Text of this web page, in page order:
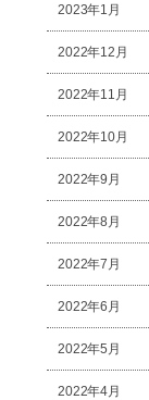
2023年1月
2022年12月
2022年11月
2022年10月
2022年9月
2022年8月
2022年7月
2022年6月
2022年5月
2022年4月